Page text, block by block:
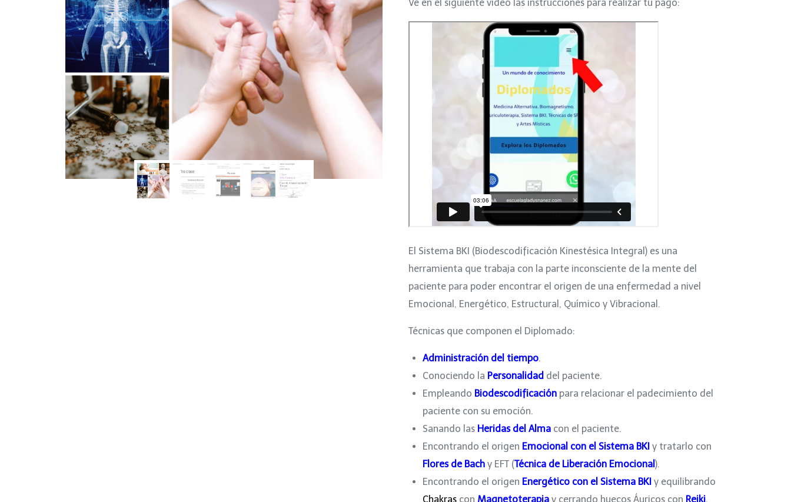
Ve en el siguiente vídeo las instrucciones para realizar tu pago:
El Sistema BKI (Biodescodificación Kinestésica Integral) es una
herramienta que trabaja con la parte inconsciente de la mente del
paciente para poder encontrar el origen de una enfermedad a nivel
Emocional, Energético, Estructural, Químico y Vibracional.
Técnicas que componen el Diplomado:
Administración del tiempo.
Conociendo la Personalidad del paciente.
Empleando Biodescodificación para relacionar el padecimiento del
paciente con su emoción.
Sanando las Heridas del Alma con el paciente.
Encontrando el origen Emocional con el Sistema BKI y tratarlo con
Flores de Bach y EFT (Técnica de Liberación Emocional).
Encontrando el origen Energético con el Sistema BKI y equilibrando
Chakras con Magnetoterapia y cerrando huecos Áuricos con Reiki.